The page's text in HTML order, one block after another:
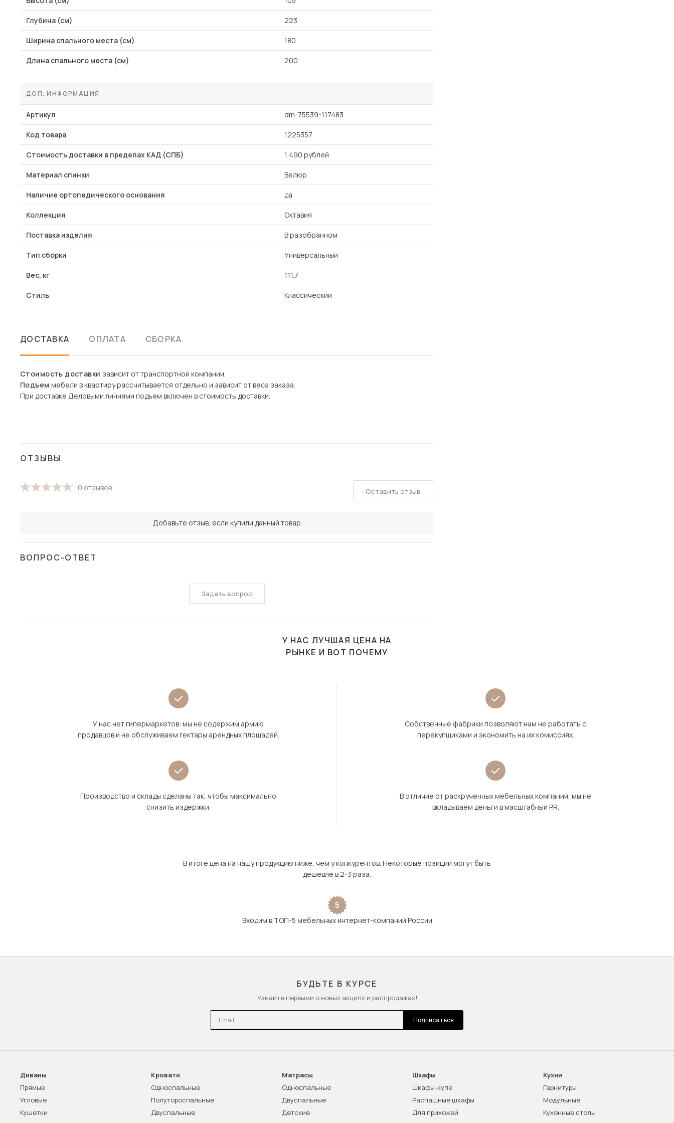
Глубина (см) 223
Ширина спального места (см) 180
Длина спального места (см) 200
ДОП. ИНФОРМАЦИЯ
Артикул dm-75539-117483
Код товара 1225357
Стоимость доставки в пределах КАД (СПБ) 1 490 рублей
Материал спинки Велюр
Наличие ортопедического основания да
Коллекция Октавия
Поставка изделия В разобранном
Тип сборки Универсальный
Вес, кг 111.7
Стиль Классический
ДОСТАВКА ОПЛАТА СБОРКА
Стоимость доставки зависит от транспортной компании.
Подъем мебели в квартиру рассчитывается отдельно и зависит от веса заказа.
При доставке Деловыми линиями подъем включен в стоимость доставки.
ОТЗЫВЫ
0 отзывов
Добавьте отзыв, если купили данный товар
Оставить отзыв
ВОПРОС-ОТВЕТ
Задать вопрос
У НАС ЛУЧШАЯ ЦЕНА НА
РЫНКЕ И ВОТ ПОЧЕМУ
У нас нет гипермаркетов: мы не содержим армию
продавцов и не обслуживаем гектары арендных площадей.
Собственные фабрики позволяют нам не работать с
перекупщиками и экономить на их комиссиях.
Производство и склады сделаны так, чтобы максимально
снизить издержки.
В отличие от раскрученных мебельных компаний, мы не
вкладываем деньги в масштабный PR.
В итоге цена на нашу продукцию ниже, чем у конкурентов. Некоторые позиции могут быть
дешевле в 2-3 раза.
5
Входим в ТОП-5 мебельных интернет-компаний России
БУДЬТЕ В КУРСЕ
Узнайте первыми о новых акциях и распродажах!
Подписаться
Диваны
Прямые
Угловые
Кушетки
Кровати
Односпальные
Полутороспальные
Двуспальные
Матрасы
Односпальные
Двуспальные
Детские
Шкафы
Шкафы-купе
Распашные шкафы
Для прихожей
Кухни
Гарнитуры
Модульные
Кухонные столы